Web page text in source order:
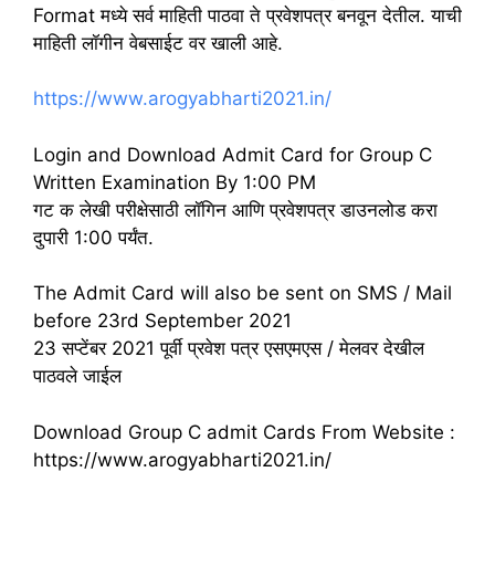
Format मध्ये सर्व माहिती पाठवा ते प्रवेशपत्र बनवून देतील. याची
माहिती लॉगीन वेबसाईट वर खाली आहे.
https://www.arogyabharti2021.in/
Login and Download Admit Card for Group C
Written Examination By 1:00 PM
गट क लेखी परीक्षेसाठी लॉगिन आणि प्रवेशपत्र डाउनलोड करा
दुपारी 1:00 पर्यंत.
The Admit Card will also be sent on SMS / Mail
before 23rd September 2021
23 सप्टेंबर 2021 पूर्वी प्रवेश पत्र एसएमएस / मेलवर देखील
पाठवले जाईल
Download Group C admit Cards From Website :
https://www.arogyabharti2021.in/